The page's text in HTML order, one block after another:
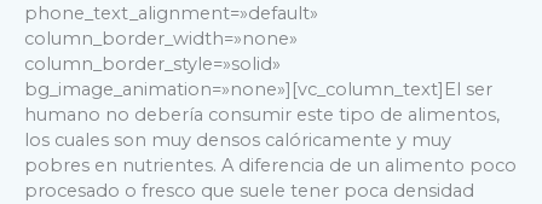
phone_text_alignment=»default»
column_border_width=»none»
column_border_style=»solid»
bg_image_animation=»none»][vc_column_text]El ser
humano no debería consumir este tipo de alimentos,
los cuales son muy densos calóricamente y muy
pobres en nutrientes. A diferencia de un alimento poco
procesado o fresco que suele tener poca densidad